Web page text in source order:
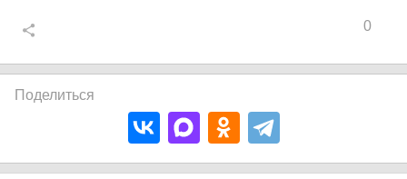
0
Поделиться